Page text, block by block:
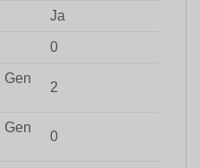
Ja
0
Gen
2
Gen
0